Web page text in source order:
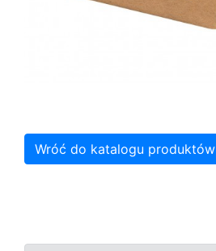
Wróć do katalogu produktów